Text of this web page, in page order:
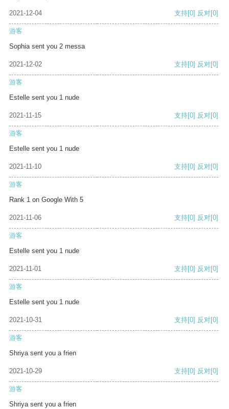
2021-12-04 支持[0] 反对[0]
游客
Sophia sent you 2 messa
2021-12-02 支持[0] 反对[0]
游客
Estelle sent you 1 nude
2021-11-15 支持[0] 反对[0]
游客
Estelle sent you 1 nude
2021-11-10 支持[0] 反对[0]
游客
Rank 1 on Google With 5
2021-11-06 支持[0] 反对[0]
游客
Estelle sent you 1 nude
2021-11-01 支持[0] 反对[0]
游客
Estelle sent you 1 nude
2021-10-31 支持[0] 反对[0]
游客
Shriya sent you a frien
2021-10-29 支持[0] 反对[0]
游客
Shriya sent you a frien